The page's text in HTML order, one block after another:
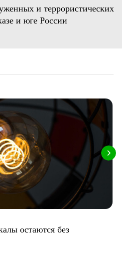
и террористических
и юге России
остаются без